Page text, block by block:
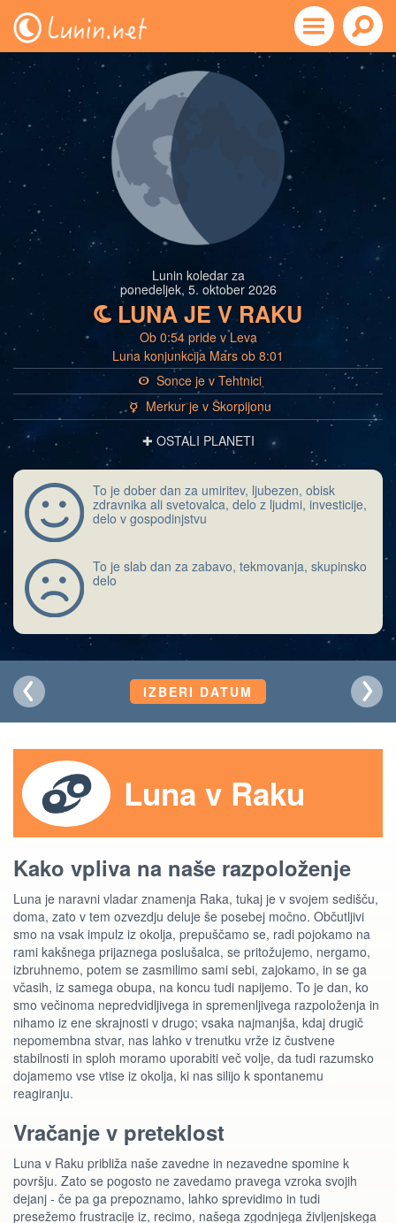
Lunin koledar za
ponedeljek, 5. oktober 2026
b LUNA JE V RAKU
Ob 0:54 pride v Leva
Luna konjunkcija Mars ob 8:01
a Sonce je v Tehtnici
c Merkur je v Škorpijonu
✚ OSTALI PLANETI
To je dober dan za umiritev, ljubezen, obisk
zdravnika ali svetovalca, delo z ljudmi, investicije,
delo v gospodinjstvu
To je slab dan za zabavo, tekmovanja, skupinsko
delo
IZBERI DATUM
Luna v Raku
Kako vpliva na naše razpoloženje
Luna je naravni vladar znamenja Raka, tukaj je v svojem sedišču,
doma, zato v tem ozvezdju deluje še posebej močno. Občutljivi
smo na vsak impulz iz okolja, prepuščamo se, radi pojokamo na
rami kakšnega prijaznega poslušalca, se pritožujemo, nergamo,
izbruhnemo, potem se zasmilimo sami sebi, zajokamo, in se ga
včasih, iz samega obupa, na koncu tudi napijemo. To je dan, ko
smo večinoma nepredvidljivega in spremenljivega razpoloženja in
nihamo iz ene skrajnosti v drugo; vsaka najmanjša, kdaj drugič
nepomembna stvar, nas lahko v trenutku vrže iz čustvene
stabilnosti in sploh moramo uporabiti več volje, da tudi razumsko
dojamemo vse vtise iz okolja, ki nas silijo k spontanemu
reagiranju.
Vračanje v preteklost
Luna v Raku približa naše zavedne in nezavedne spomine k
površju. Zato se pogosto ne zavedamo pravega vzroka svojih
dejanj - če pa ga prepoznamo, lahko sprevidimo in tudi
presežemo frustracije iz, recimo, našega zgodnjega življenjskega